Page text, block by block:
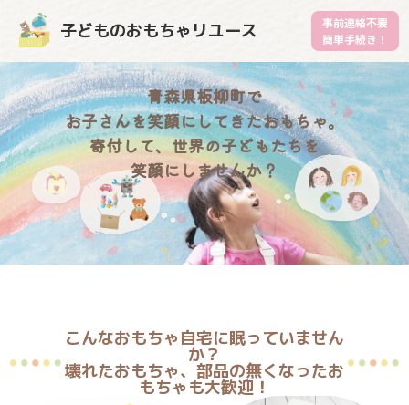
子どものおもちゃリユース
事前連絡不要
簡単手続き！
青森県板柳町で
お子さんを笑顔にしてきたおもちゃ。
寄付して、世界の子どもたちを
笑顔にしませんか？
こんなおもちゃ自宅に眠っていません
か？
壊れたおもちゃ、部品の無くなったお
もちゃも大歓迎！